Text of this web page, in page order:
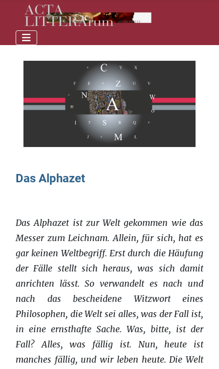
Das Alphazet
Das Alphazet ist zur Welt gekommen wie das
Messer zum Leichnam. Allein, für sich, hat es
gar keinen Weltbegriff. Erst durch die Häufung
der Fälle stellt sich heraus, was sich damit
anrichten lässt. So verwandelt es nach und
nach das bescheidene Witzwort eines
Philosophen, die Welt sei alles, was der Fall ist,
in eine ernsthafte Sache. Was, bitte, ist der
Fall? Alles, was fällig ist. Nun, heute ist
manches fällig, und wir leben heute. Die Welt